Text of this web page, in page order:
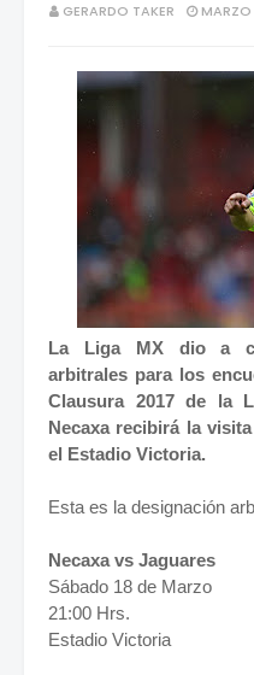
GERARDO TAKER MARZO
La Liga MX dio a
arbitrales para los
Clausura 2017 de la
Necaxa recibirá la
el Estadio Victoria.
Esta es la designación
Necaxa vs Jaguares
Sábado 18 de Marzo
21:00 Hrs.
Estadio Victoria